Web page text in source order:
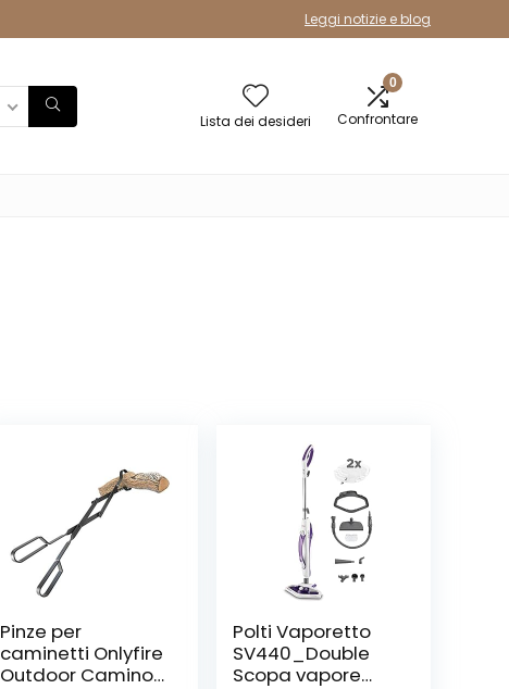
Leggi notizie e blog
Lista dei desideri
0
Confrontare
Pinze per
caminetti Onlyfire
Outdoor Camino,
Polti Vaporetto
SV440_Double
Scopa vapore